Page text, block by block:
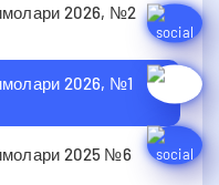
2026, №2
2026, №1
2025 №6